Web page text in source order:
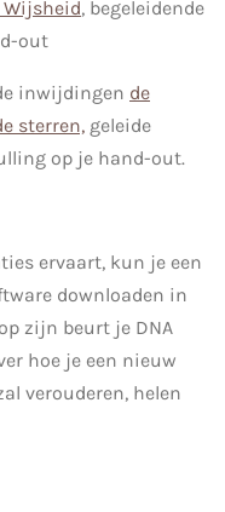
Wijsheid, begeleidende
out
inwijdingen de
sterren, geleide
op je hand-out.
ervaart, kun je een
downloaden in
zijn beurt je DNA
hoe je een nieuw
verouderen, helen